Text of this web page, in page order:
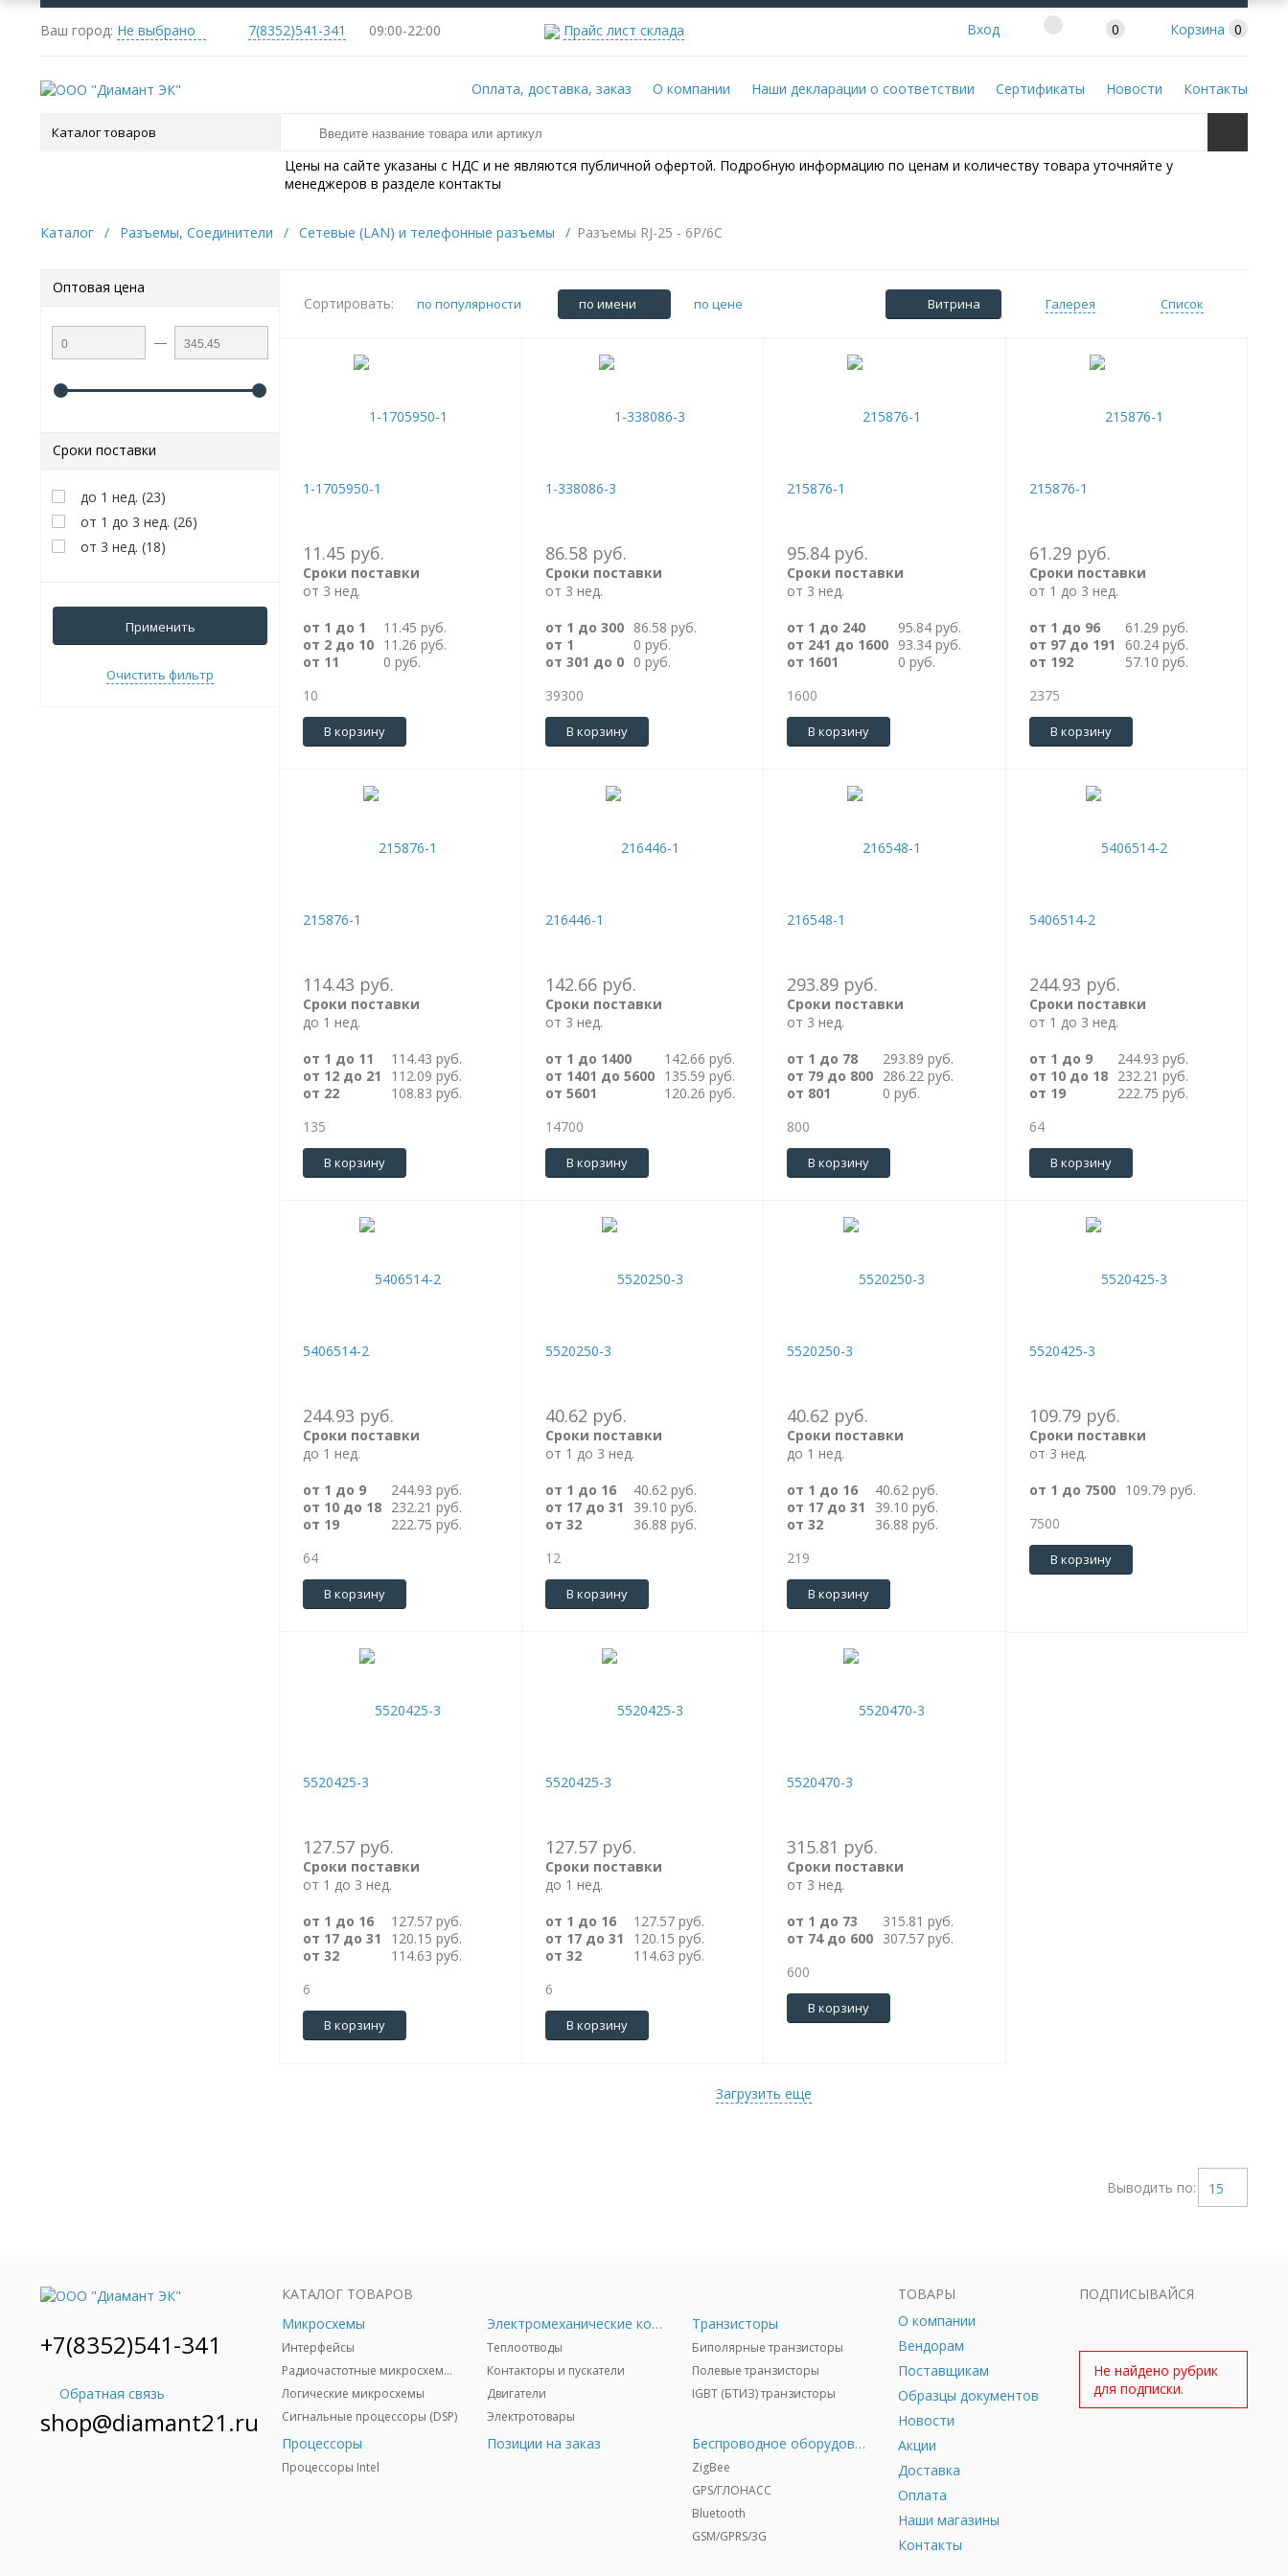
Ваш город: Не выбрано 7(8352)541-341 09:00-22:00 Прайс лист склада Вход 0 Корзина 0
Оплата, доставка, заказ О компании Наши декларации о соответствии Сертификаты Новости Контакты
Каталог товаров
Цены на сайте указаны с НДС и не являются публичной офертой. Подробную информацию по ценам и количеству товара уточняйте у
менеджеров в разделе контакты
Каталог / Разъемы, Соединители / Сетевые (LAN) и телефонные разъемы / Разъемы RJ-25 - 6P/6C
Оптовая цена
—
Сроки поставки
до 1 нед. (23)
от 1 до 3 нед. (26)
от 3 нед. (18)
Применить
Очистить фильтр
Список
Галерея
Витрина
Сортировать: по популярности по имени по цене
1-1705950-1
11.45 руб.
Сроки поставки
от 3 нед.
от 1 до 1
11.45 руб.
от 2 до 10 11.26 руб.
от 11
0 руб.
10
В корзину
1-338086-3
86.58 руб.
Сроки поставки
от 3 нед.
от 1 до 300
86.58 руб.
от 1
0 руб.
от 301 до 0
0 руб.
39300
В корзину
215876-1
95.84 руб.
Сроки поставки
от 3 нед.
от 1 до 240
95.84 руб.
от 241 до 1600 93.34 руб.
от 1601
0 руб.
1600
В корзину
215876-1
61.29 руб.
Сроки поставки
от 1 до 3 нед.
от 1 до 96
61.29 руб.
от 97 до 191
60.24 руб.
от 192
57.10 руб.
2375
В корзину
215876-1
114.43 руб.
Сроки поставки
до 1 нед.
от 1 до 11
114.43 руб.
от 12 до 21
112.09 руб.
от 22
108.83 руб.
135
В корзину
216446-1
142.66 руб.
Сроки поставки
от 3 нед.
от 1 до 1400
142.66 руб.
от 1401 до 5600
135.59 руб.
от 5601
120.26 руб.
14700
В корзину
216548-1
293.89 руб.
Сроки поставки
от 3 нед.
от 1 до 78
293.89 руб.
от 79 до 800 286.22 руб.
от 801
0 руб.
800
В корзину
5406514-2
244.93 руб.
Сроки поставки
от 1 до 3 нед.
от 1 до 9
244.93 руб.
от 10 до 18
232.21 руб.
от 19
222.75 руб.
64
В корзину
5406514-2
244.93 руб.
Сроки поставки
до 1 нед.
от 1 до 9
244.93 руб.
от 10 до 18 232.21 руб.
от 19
222.75 руб.
64
В корзину
5520250-3
40.62 руб.
Сроки поставки
от 1 до 3 нед.
от 1 до 16
40.62 руб.
от 17 до 31
39.10 руб.
от 32
36.88 руб.
12
В корзину
5520250-3
40.62 руб.
Сроки поставки
до 1 нед.
от 1 до 16
40.62 руб.
от 17 до 31
39.10 руб.
от 32
36.88 руб.
219
В корзину
5520425-3
109.79 руб.
Сроки поставки
от 3 нед.
от 1 до 7500
109.79 руб.
7500
В корзину
5520425-3
127.57 руб.
Сроки поставки
от 1 до 3 нед.
от 1 до 16
127.57 руб.
от 17 до 31
120.15 руб.
от 32
114.63 руб.
6
В корзину
5520425-3
127.57 руб.
Сроки поставки
до 1 нед.
от 1 до 16
127.57 руб.
от 17 до 31
120.15 руб.
от 32
114.63 руб.
6
В корзину
5520470-3
315.81 руб.
Сроки поставки
от 3 нед.
от 1 до 73
315.81 руб.
от 74 до 600 307.57 руб.
600
В корзину
Загрузить еще
Выводить по: 15
+7(8352)541-341
Обратная связь
shop@diamant21.ru
КАТАЛОГ ТОВАРОВ
Микросхемы
Интерфейсы
Радиочастотные микросхемы (RF)
Логические микросхемы
Сигнальные процессоры (DSP)
Электромеханические компоненты
Теплоотводы
Контакторы и пускатели
Двигатели
Электротовары
Транзисторы
Биполярные транзисторы
Полевые транзисторы
IGBT (БТИЗ) транзисторы
Процессоры
Процессоры Intel
Позиции на заказ Беспроводное оборудование
ZigBee
GPS/ГЛОНАСС
Bluetooth
GSM/GPRS/3G
ТОВАРЫ
О компании
Вендорам
Поставщикам
Образцы документов
Новости
Акции
Доставка
Оплата
Наши магазины
Контакты
ПОДПИСЫВАЙСЯ
Не найдено рубрик
для подписки.